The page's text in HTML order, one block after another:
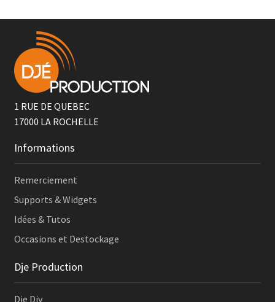
1 RUE DE QUEBEC
17000 LA ROCHELLE
Informations
Remerciement
Supports & Widgets
Idées & Tutos
Occasions et Destockage
Dje Production
Dje Diy